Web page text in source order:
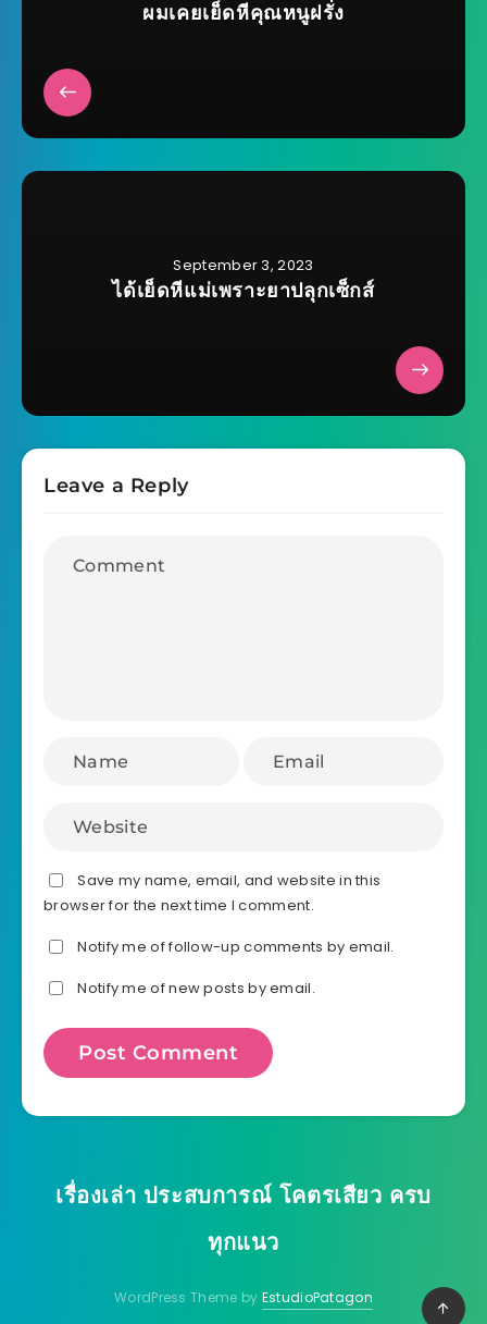
ผมเคยเย็ดหีคุณหนูฝรั่ง
September 3, 2023
ได้เย็ดหีแม่เพราะยาปลุกเซ็กส์
Leave a Reply
Save my name, email, and website in this
browser for the next time I comment.
Notify me of follow-up comments by email.
Notify me of new posts by email.
เรื่องเล่า ประสบการณ์ โคตรเสียว ครบ
ทุกแนว
WordPress Theme by EstudioPatagon